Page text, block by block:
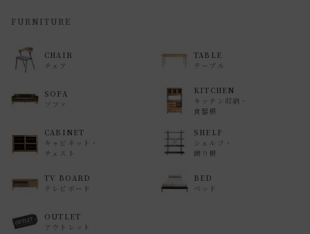
返品等の詳細は「 お買い物ガイド(返品・交換について)
ご覧ください。
FURNITURE
CHAIR
チェア
TABLE
テーブル
SOFA
ソファ
KITCHEN
キッチン収納・
食器棚
CABINET
キャビネット・
チェスト
SHELF
シェルフ・
飾り棚
TV BOARD
テレビボード
BED
ベッド
OUTLET
アウトレット